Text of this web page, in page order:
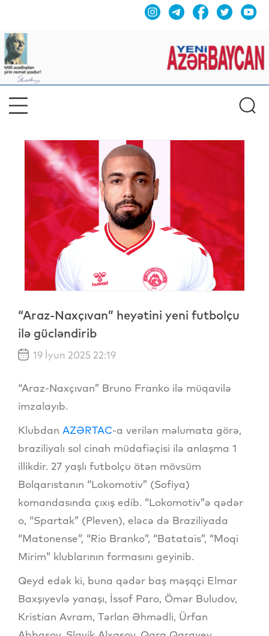
“Araz-Naxçıvan” heyətini yeni futbolçu
ilə gücləndirib
19 İyun 2025 22:19
“Araz-Naxçıvan” Bruno Franko ilə müqavilə
imzalayıb.
Klubdan AZƏRTAC-a verilən məlumata görə,
braziliyalı sol cinah müdafiəçisi ilə anlaşma 1
illikdir. 27 yaşlı futbolçu ötən mövsüm
Bolqarıstanın “Lokomotiv” (Sofiya)
komandasında çıxış edib. “Lokomotiv”ə qədər
o, “Spartak” (Pleven), eləcə də Braziliyada
“Matonense”, “Rio Branko”, “Batatais”, “Moqi
Mirim” klublarının formasını geyinib.
Qeyd edək ki, buna qədər baş məşqçi Elmar
Baxşıyevlə yanaşı, İssof Paro, Ömər Buludov,
Kristian Avram, Tərlan Əhmədli, Ürfan